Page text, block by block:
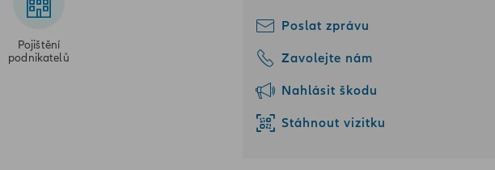
Poslat zprávu
Zavolejte nám
Nahlásit škodu
Stáhnout vizitku
Pojištění
podnikatelů